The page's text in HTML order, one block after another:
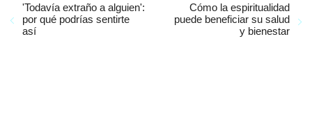
'Todavía extraño a alguien':
por qué podrías sentirte
así
Cómo la espiritualidad
puede beneficiar su salud
y bienestar